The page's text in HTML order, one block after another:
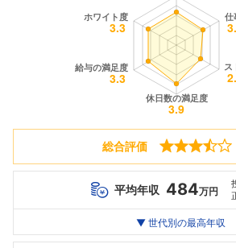
総合評価
平均年収 484万円
最高年収
20代
520万
30代
660万
▼ 世代別の最高年収